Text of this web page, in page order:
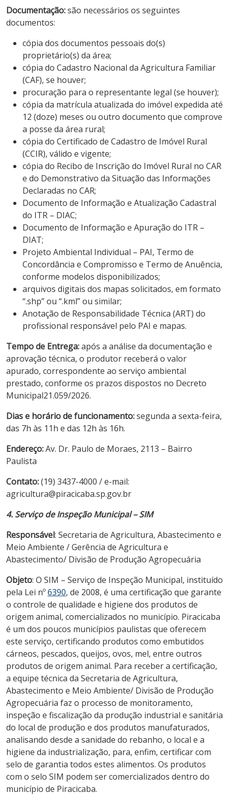
Documentação:são necessários os seguintes
documentos:
cópia dos documentos pessoais do(s)
proprietário(s) da área;
cópia do Cadastro Nacional da Agricultura Familiar
(CAF), se houver;
procuração para o representante legal (se houver);
cópia da matrícula atualizada do imóvel expedida até
12 (doze) meses ou outro documento que comprove
a posse da área rural;
cópia do Certificado de Cadastro de Imóvel Rural
(CCIR), válido e vigente;
cópia do Recibo de Inscrição do Imóvel Rural no CAR
e do Demonstrativo da Situação das Informações
Declaradas no CAR;
Documento de Informação e Atualização Cadastral
do ITR – DIAC;
Documento de Informação e Apuração do ITR –
DIAT;
Projeto Ambiental Individual – PAI, Termo de
Concordância e Compromisso e Termo de Anuência,
conforme modelos disponibilizados;
arquivos digitais dos mapas solicitados, em formato
“.shp” ou “.kml” ou similar;
Anotação de Responsabilidade Técnica (ART) do
profissional responsável pelo PAI e mapas.
Tempo de Entrega:após a análise da documentação e
aprovação técnica, o produtor receberá o valor
apurado, correspondente ao serviço ambiental
prestado, conforme os prazos dispostos no Decreto
Municipal21.059/2026.
Dias e horário de funcionamento:segunda a sexta-feira,
das 7h às 11h e das 12h às 16h.
Endereço:Av. Dr. Paulo de Moraes, 2113 – Bairro
Paulista
Contato:(19) 3437-4000 / e-mail:
agricultura@piracicaba.sp.gov.br
4. Serviço de Inspeção Municipal – SIM
Responsável: Secretaria de Agricultura, Abastecimento e
Meio Ambiente / Gerência de Agricultura e
Abastecimento/ Divisão de Produção Agropecuária
Objeto: O SIM – Serviço de Inspeção Municipal, instituído
pela Lei nº6390, de 2008, é uma certificação que garante
o controle de qualidade e higiene dos produtos de
origem animal, comercializados no município. Piracicaba
é um dos poucos municípios paulistas que oferecem
este serviço, certificando produtos como embutidos
cárneos, pescados, queijos, ovos, mel, entre outros
produtos de origem animal. Para receber a certificação,
a equipe técnica da Secretaria de Agricultura,
Abastecimento e Meio Ambiente/ Divisão de Produção
Agropecuária faz o processo de monitoramento,
inspeção e fiscalização da produção industrial e sanitária
do local de produção e dos produtos manufaturados,
analisando desde a sanidade do rebanho, o local e a
higiene da industrialização, para, enfim, certificar com
selo de garantia todos estes alimentos. Os produtos
com o selo SIM podem ser comercializados dentro do
município de Piracicaba.